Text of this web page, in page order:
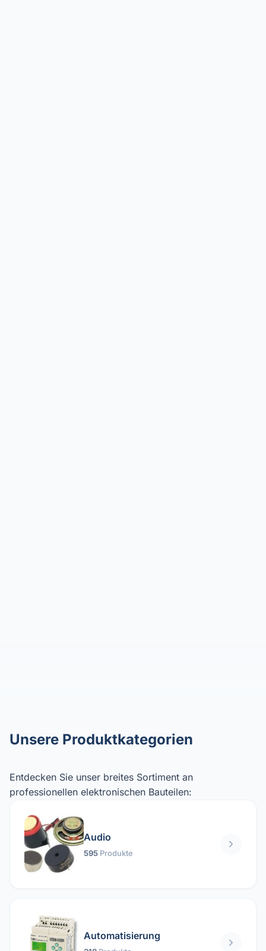
Unsere Produktkategorien
Entdecken Sie unser breites Sortiment an
professionellen elektronischen Bauteilen:
Audio
595 Produkte
Automatisierung